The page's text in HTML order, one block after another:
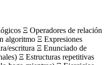
Ξ Operadores de relación
algoritmo Ξ Expresiones
escritura Ξ Enunciado de
Ξ Estructuras repetitivas